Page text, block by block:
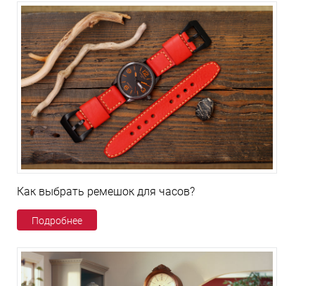
Как выбрать ремешок для часов?
Подробнее